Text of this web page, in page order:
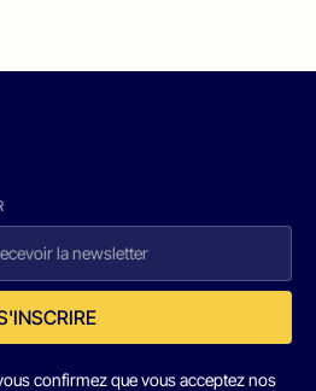
confirmez que vous acceptez nos